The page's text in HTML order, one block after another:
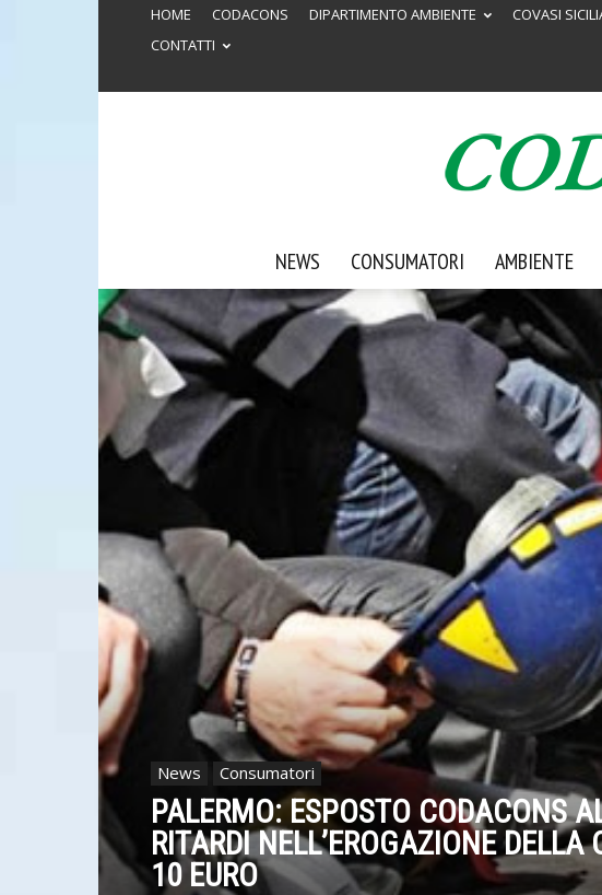
HOME CODACONS DIPARTIMENTO AMBIENTE COVASI
CONTATTI
NEWS CONSUMATORI AMBIENTE
News Consumatori
PALERMO: ESPOSTO CODACONS
RITARDI NELL’EROGAZIONE
10 EURO